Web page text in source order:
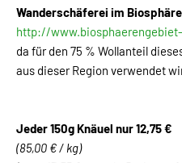
Wanderschäferei im
http://
da für den 75 % Wollanteil
aus dieser Region verwendet
Jeder 150g Knäuel nur 12,75 €
(85,00 € / kg)